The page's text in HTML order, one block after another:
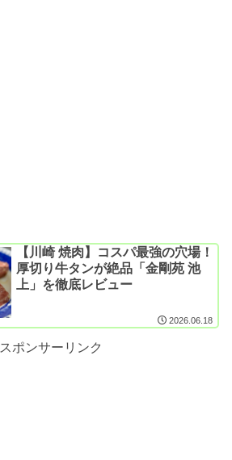
【川崎 焼肉】コスパ最強の穴場！
厚切り牛タンが絶品「金剛苑 池
上」を徹底レビュー
2026.06.18
スポンサーリンク